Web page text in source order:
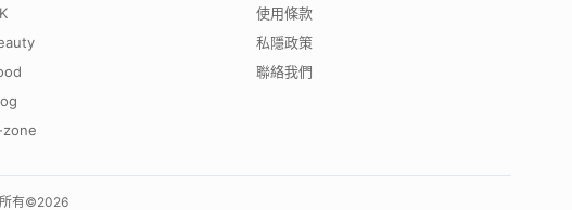
使用條款
私隱政策
聯絡我們
有©2026